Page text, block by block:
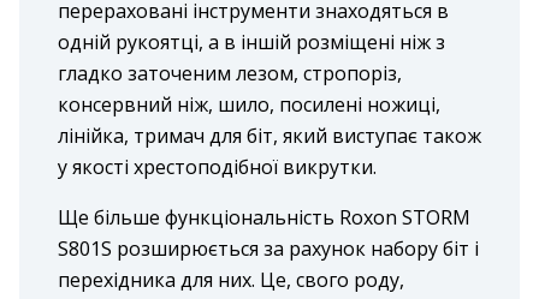
перераховані інструменти знаходяться в
одній рукоятці, а в іншій розміщені ніж з
гладко заточеним лезом, стропоріз,
консервний ніж, шило, посилені ножиці,
лінійка, тримач для біт, який виступає також
у якості хрестоподібної викрутки.
Ще більше функціональність Roxon STORM
S801S розширюється за рахунок набору біт і
перехідника для них. Це, свого роду,